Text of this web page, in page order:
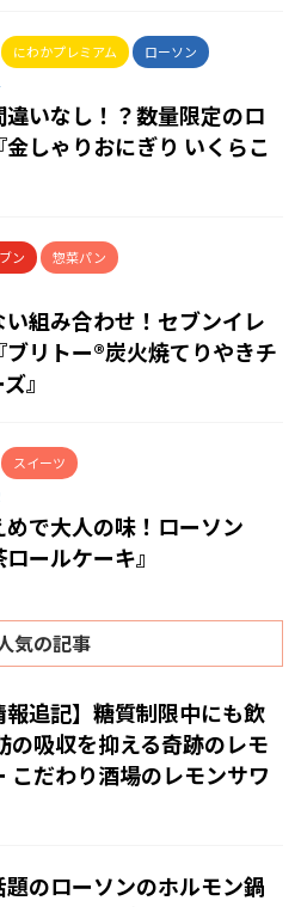
にわかプレミアム ローソン
違いなし！？数量限定のロ
金しゃりおにぎり いくらこ
ン 惣菜パン
い組み合わせ！セブンイレ
ブリトー®炭火焼てりやきチ
』
スイーツ
で大人の味！ローソン
ロールケーキ』
気の記事
報追記】糖質制限中にも飲
の吸収を抑える奇跡のレモ
こだわり酒場のレモンサワ
題のローソンのホルモン鍋